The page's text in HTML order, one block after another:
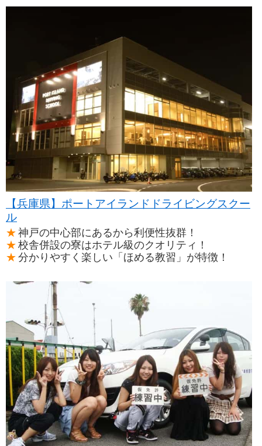
【兵庫県】ポートアイランドドライビングスクー
ル
神戸の中心部にあるから利便性抜群！
校舎併設の寮はホテル級のクオリティ！
分かりやすく楽しい「ほめる教習」が特徴！